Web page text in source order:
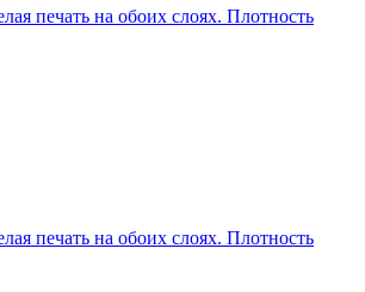
печать на обоих слоях. Плотность
печать на обоих слоях. Плотность